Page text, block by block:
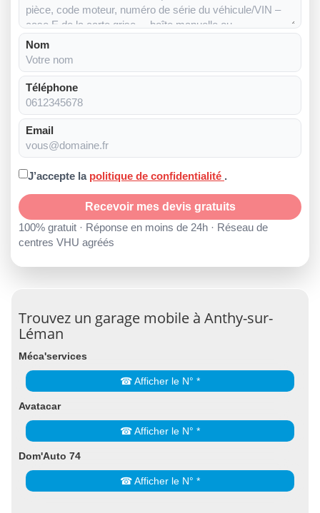
Nom
Téléphone
Email
J’accepte la politique de confidentialité .
Recevoir mes devis gratuits
100% gratuit · Réponse en moins de 24h · Réseau de
centres VHU agréés
Trouvez un garage mobile à Anthy-sur-
Léman
Méca'services
☎ Afficher le N° *
Avatacar
☎ Afficher le N° *
Dom'Auto 74
☎ Afficher le N° *